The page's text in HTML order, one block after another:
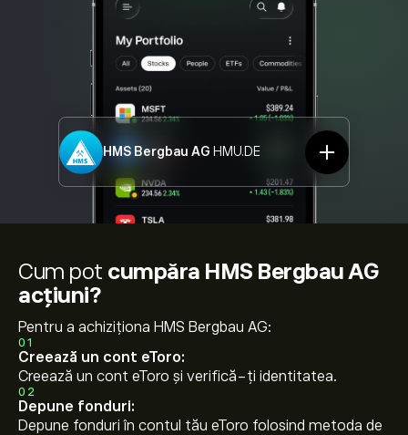
HMS Bergbau AG HMU.DE
Cum pot cumpăra HMS Bergbau AG
acțiuni?
Pentru a achiziționa HMS Bergbau AG:
01
Creează un cont eToro:
Creează un cont eToro și verifică-ți identitatea.
02
Depune fonduri:
Depune fonduri în contul tău eToro folosind metoda de